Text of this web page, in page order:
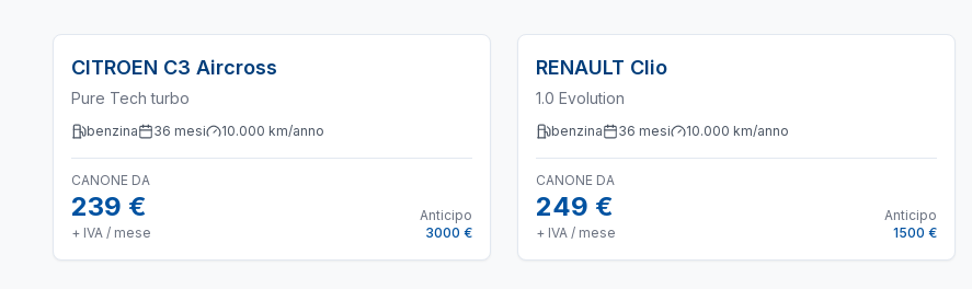
CITROEN C3 Aircross
Pure Tech turbo
benzina 36 mesi 10.000 km/anno
CANONE DA
239 €
+ IVA / mese
Anticipo
3000 €
RENAULT Clio
1.0 Evolution
benzina 36 mesi 10.000 km/anno
CANONE DA
249 €
+ IVA / mese
Anticipo
1500 €